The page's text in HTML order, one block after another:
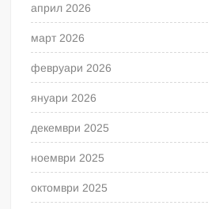
април 2026
март 2026
февруари 2026
януари 2026
декември 2025
ноември 2025
октомври 2025